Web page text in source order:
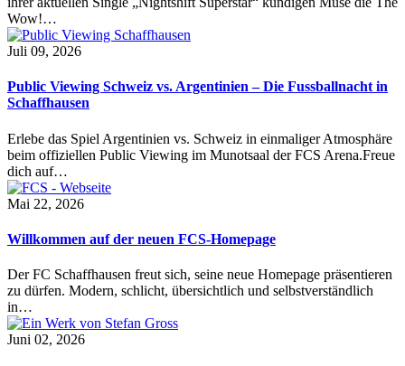
Wow!…
Juli 09, 2026
Public Viewing Schweiz vs. Argentinien – Die Fussballnacht in
Schaffhausen
Erlebe das Spiel Argentinien vs. Schweiz in einmaliger Atmosphäre
beim offiziellen Public Viewing im Munotsaal der FCS Arena.Freue
dich auf…
Mai 22, 2026
Willkommen auf der neuen FCS-Homepage
Der FC Schaffhausen freut sich, seine neue Homepage präsentieren
zu dürfen. Modern, schlicht, übersichtlich und selbstverständlich
in…
Juni 02, 2026